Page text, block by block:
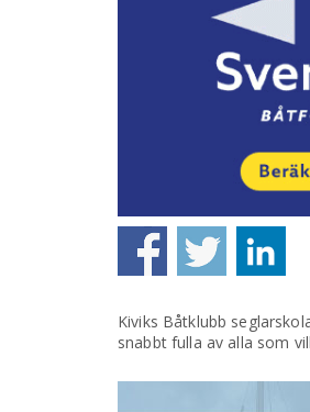
Kiviks Båtklubb
snabbt fulla av alla som